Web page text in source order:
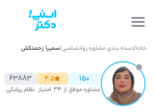
خانه/دسته بندی مشاوره روانشناسی/سمیرا زحمتکش
150
مشاوره موفق
۴.۵
از ۳۴ امتیاز
63883
نظام پزشکی